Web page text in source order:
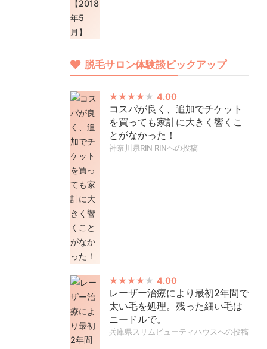
脱毛サロン体験談ピックアップ
4.00
コスパが良く、追加でチケット
を買っても家計に大きく響くこ
とがなかった！
神奈川県RIN RINへの投稿
4.00
レーザー治療により最初2年間で
太い毛を処理。残った細い毛は
ニードルで。
兵庫県スリムビューティハウスへの投稿